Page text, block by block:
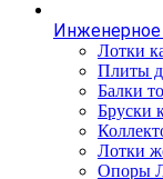
Инженерное
Лотки
Плиты
Балки
Бруски
Лотки
Опоры